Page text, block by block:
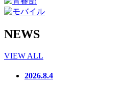
NEWS
VIEW ALL
2026.8.4